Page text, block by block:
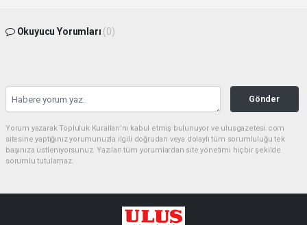
Okuyucu Yorumları (0)
Gönder
Yorum yazarak Topluluk Kuralları’nı kabul etmiş bulunuyor ve ulusgazetesi.com
sitesine yaptığınız yorumunuzla ilgili doğrudan veya dolaylı tüm sorumluluğu tek
başınıza üstleniyorsunuz. Yazılan tüm yorumlardan site yönetimi hiçbir şekilde
sorumlu tutulamaz.